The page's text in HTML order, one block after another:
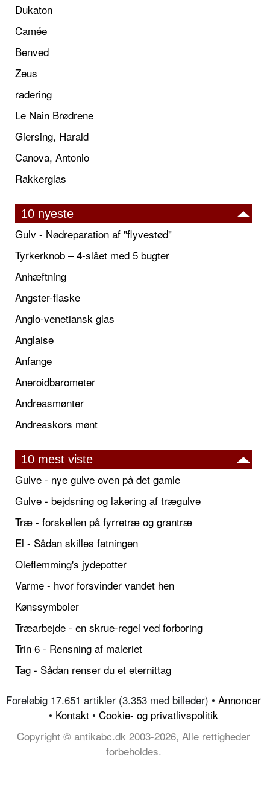
Dukaton
Camée
Benved
Zeus
radering
Le Nain Brødrene
Giersing, Harald
Canova, Antonio
Rakkerglas
10 nyeste
Gulv - Nødreparation af "flyvestød"
Tyrkerknob – 4-slået med 5 bugter
Anhæftning
Angster-flaske
Anglo-venetiansk glas
Anglaise
Anfange
Aneroidbarometer
Andreasmønter
Andreaskors mønt
10 mest viste
Gulve - nye gulve oven på det gamle
Gulve - bejdsning og lakering af trægulve
Træ - forskellen på fyrretræ og grantræ
El - Sådan skilles fatningen
Oleflemming's jydepotter
Varme - hvor forsvinder vandet hen
Kønssymboler
Træarbejde - en skrue-regel ved forboring
Trin 6 - Rensning af maleriet
Tag - Sådan renser du et eternittag
Foreløbig 17.651 artikler (3.353 med billeder) • Annoncer
• Kontakt • Cookie- og privatlivspolitik
Copyright © antikabc.dk 2003-2026, Alle rettigheder
forbeholdes.